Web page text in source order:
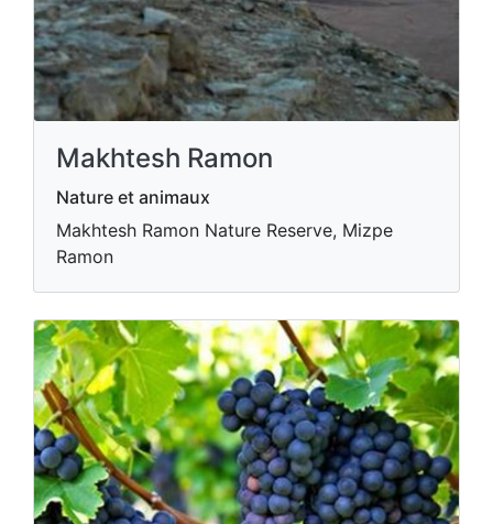
Makhtesh Ramon
Nature et animaux
Makhtesh Ramon Nature Reserve, Mizpe
Ramon